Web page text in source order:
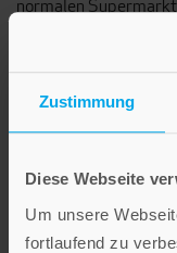
Zustimmung
Diese Webseite
Um unsere
fortlaufend zu
normalen
Weitere Produkte